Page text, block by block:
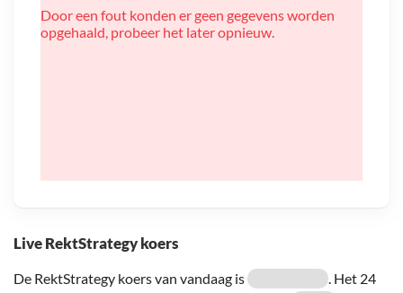
Live RektStrategy koers
De RektStrategy koers van vandaag is
. Het 24
Door een fout konden er geen gegevens worden
opgehaald, probeer het later opnieuw.